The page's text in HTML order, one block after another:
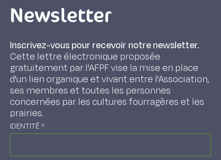
Newsletter
Inscrivez-vous pour recevoir notre newsletter.
Cette lettre électronique proposée
gratuitement par l'AFPF vise la mise en place
d'un lien organique et vivant entre l'Association,
ses membres et toutes les personnes
concernées par les cultures fourragères et les
prairies.
IDENTITÉ*